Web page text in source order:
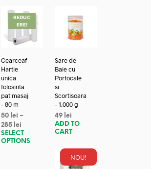
REDUC
ERE!
Cearceaf-
Hartie
unica
folosinta
pat masaj
– 80 m
50 lei –
285 lei
SELECT
OPTIONS
Sare de
Baie cu
Portocale
si
Scortisoara
– 1.000 g
49 lei
ADD TO
CART
NOU!